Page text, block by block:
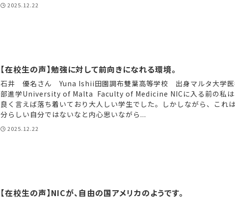
2025.12.22
【在校生の声】勉強に対して前向きになれる環境。
石井 優名さん Yuna Ishii田園調布雙葉高等学校 出身マルタ大学医
部進学University of Malta Faculty of Medicine NICに入る前の私は
良く言えば落ち着いており大人しい学生でした。しかしながら、これ
分らしい自分ではないなと内心思いながら...
2025.12.22
【在校生の声】NICが、自由の国アメリカのようです。